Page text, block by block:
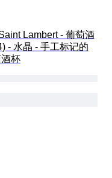
Lambert - 葡萄酒
- 水晶 - 手工标记的
杯